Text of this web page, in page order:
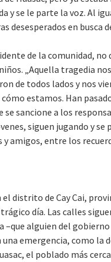
y se le parte la voz. Al
desesperados en busca
de la comunidad, no
„Aquella tragedia
de todos lados y nos
estamos. Han
se sancione a los
siguen jugando y se
amigos, entre los
distrito de Cay Cai,
día. Las calles
alguien del
emergencia, como la
el poblado más